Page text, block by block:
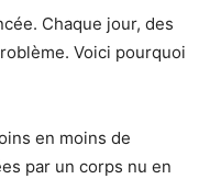
Chaque jour, des
Voici pourquoi
en moins de
par un corps nu en